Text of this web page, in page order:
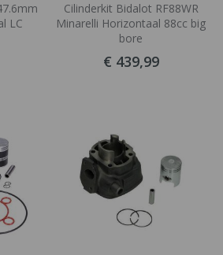
LC
Cilinderkit Bidalot RF88WR
Minarelli Horizontaal 88cc big
bore
€ 439,99